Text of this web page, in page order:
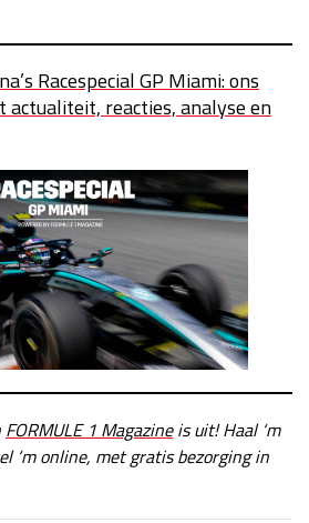
Racespecial GP Miami: ons
actualiteit, reacties, analyse en
FORMULE 1 Magazineis uit! Haal ‘m
‘m online, met gratis bezorging in